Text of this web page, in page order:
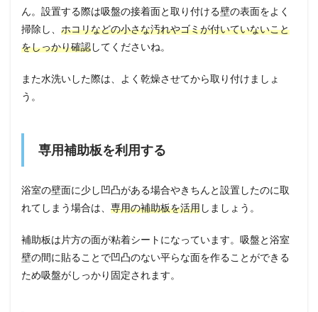
ん。設置する際は吸盤の接着面と取り付ける壁の表面をよく
掃除し、 ホコリなどの小さな汚れやゴミが付いていないこと
をしっかり確認してくださいね。
また水洗いした際は、よく乾燥させてから取り付けましょ
う。
専用補助板を利用する
浴室の壁面に少し凹凸がある場合やきちんと設置したのに取
れてしまう場合は、 専用の補助板を活用しましょう。
補助板は片方の面が粘着シートになっています。吸盤と浴室
壁の間に貼ることで凹凸のない平らな面を作ることができる
ため吸盤がしっかり固定されます。